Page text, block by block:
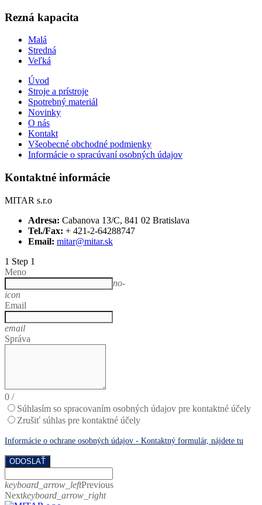
Rezná kapacita
Malá
Stredná
Veľká
Úvod
Stroje a prístroje
Spotrebný materiál
Novinky
O nás
Kontakt
Všeobecné obchodné podmienky
Informácie o spracúvaní osobných údajov
Kontaktné informácie
MITAR s.r.o
Adresa: Cabanova 13/C, 841 02 Bratislava
Tel./Fax: + 421-2-64288747
Email: mitar@mitar.sk
1 Step 1
Meno
no-
icon
Email
email
Správa
0 /
Súhlasím so spracovaním osobných údajov pre kontaktné účely
Zrušiť súhlas pre kontaktné účely
Informácie o ochrane osobných údajov - Kontaktný formulár, nájdete tu
ODOSLAŤ
keyboard_arrow_leftPrevious
Nextkeyboard_arrow_right